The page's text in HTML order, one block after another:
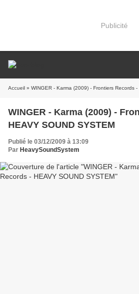
Publicité
Accueil » WINGER - Karma (2009) - Frontiers Records
WINGER - Karma (2009) -
HEAVY SOUND SYSTEM
Publié le 03/12/2009 à 13:09
Par HeavySoundSystem